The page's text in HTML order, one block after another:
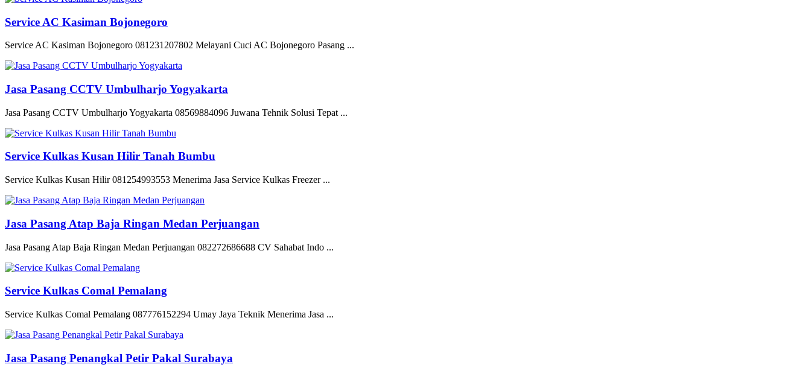
Service AC Kasiman Bojonegoro
Service AC Kasiman Bojonegoro 081231207802 Melayani Cuci AC Bojonegoro Pasang ...
Jasa Pasang CCTV Umbulharjo Yogyakarta
Jasa Pasang CCTV Umbulharjo Yogyakarta 08569884096 Juwana Tehnik Solusi Tepat ...
Service Kulkas Kusan Hilir Tanah Bumbu
Service Kulkas Kusan Hilir 081254993553 Menerima Jasa Service Kulkas Freezer ...
Jasa Pasang Atap Baja Ringan Medan Perjuangan
Jasa Pasang Atap Baja Ringan Medan Perjuangan 082272686688 CV Sahabat Indo ...
Service Kulkas Comal Pemalang
Service Kulkas Comal Pemalang 087776152294 Umay Jaya Teknik Menerima Jasa ...
Jasa Pasang Penangkal Petir Pakal Surabaya